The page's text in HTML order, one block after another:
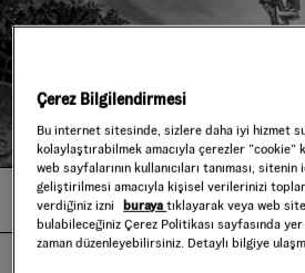
LARA
Çerez Bilgilendirmesi
Bu internet sitesinde, sizlere daha iyi hizmet
kolaylaştırabilmek amacıyla çerezler ”cookie”
web sayfalarının kullanıcıları tanıması,
geliştirilmesi amacıyla kişisel verilerinizi
verdiğiniz izni
burayatıklayarak veya web
bulabileceğiniz Çerez Politikası sayfasında
zaman düzenleyebilirsiniz. Detaylı bilgiye